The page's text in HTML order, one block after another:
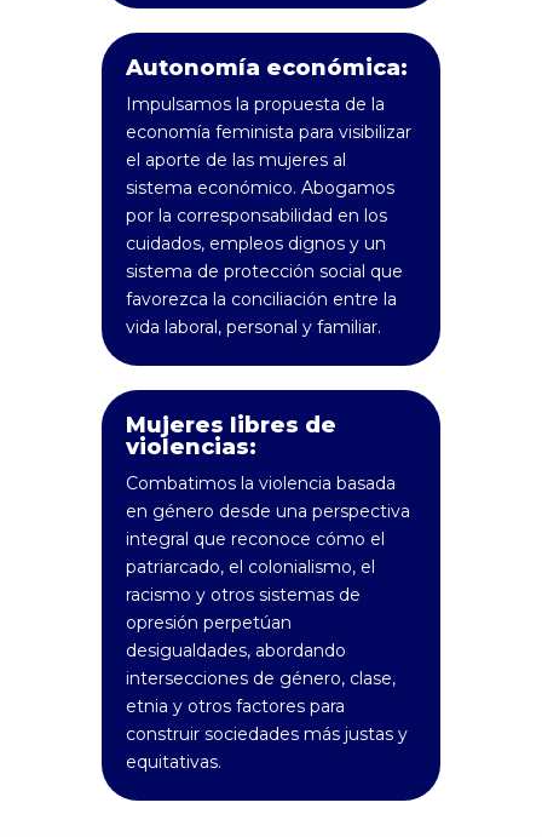
Autonomía económica:
Impulsamos la propuesta de la
economía feminista para visibilizar
el aporte de las mujeres al
sistema económico. Abogamos
por la corresponsabilidad en los
cuidados, empleos dignos y un
sistema de protección social que
favorezca la conciliación entre la
vida laboral, personal y familiar.
Mujeres libres de
violencias:
Combatimos la violencia basada
en género desde una perspectiva
integral que reconoce cómo el
patriarcado, el colonialismo, el
racismo y otros sistemas de
opresión perpetúan
desigualdades, abordando
intersecciones de género, clase,
etnia y otros factores para
construir sociedades más justas y
equitativas.